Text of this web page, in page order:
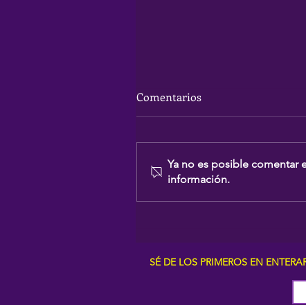
Mr Kilombo ofrece una
Comentarios
Ya no es posible comentar
información.
SÉ DE LOS PRIMEROS EN